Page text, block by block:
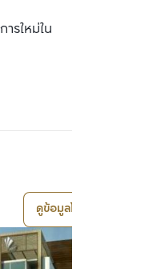
รใหม่ใน
ดูข้อมูลโครงการ